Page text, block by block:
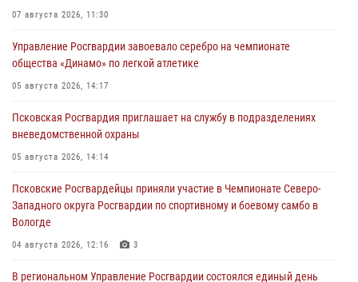
07 августа 2026, 11:30
Управление Росгвардии завоевало серебро на чемпионате
общества «Динамо» по легкой атлетике
05 августа 2026, 14:17
Псковская Росгвардия приглашает на службу в подразделениях
вневедомственной охраны
05 августа 2026, 14:14
Псковские Росгвардейцы приняли участие в Чемпионате Северо-
Западного округа Росгвардии по спортивному и боевому самбо в
Вологде
04 августа 2026, 12:16 3
В региональном Управление Росгвардии состоялся единый день